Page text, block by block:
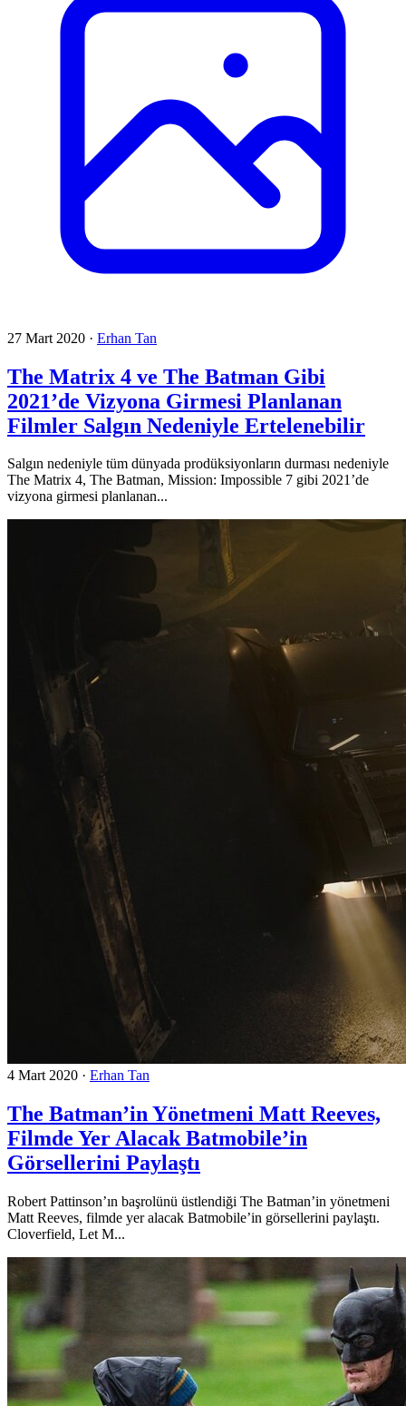
27 Mart 2020 · Erhan Tan
The Matrix 4 ve The Batman Gibi
2021’de Vizyona Girmesi Planlanan
Filmler Salgın Nedeniyle Ertelenebilir
Salgın nedeniyle tüm dünyada prodüksiyonların durması nedeniyle
The Matrix 4, The Batman, Mission: Impossible 7 gibi 2021’de
vizyona girmesi planlanan...
4 Mart 2020 · Erhan Tan
The Batman’in Yönetmeni Matt Reeves,
Filmde Yer Alacak Batmobile’in
Görsellerini Paylaştı
Robert Pattinson’ın başrolünü üstlendiği The Batman’in yönetmeni
Matt Reeves, filmde yer alacak Batmobile’in görsellerini paylaştı.
Cloverfield, Let M...